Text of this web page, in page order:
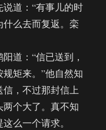
道：“有事儿的时
么去而复返。栾
道：“信已送到，
矩来。”他自然知
，不过那封信上
个大了。真不知
么一个请求。